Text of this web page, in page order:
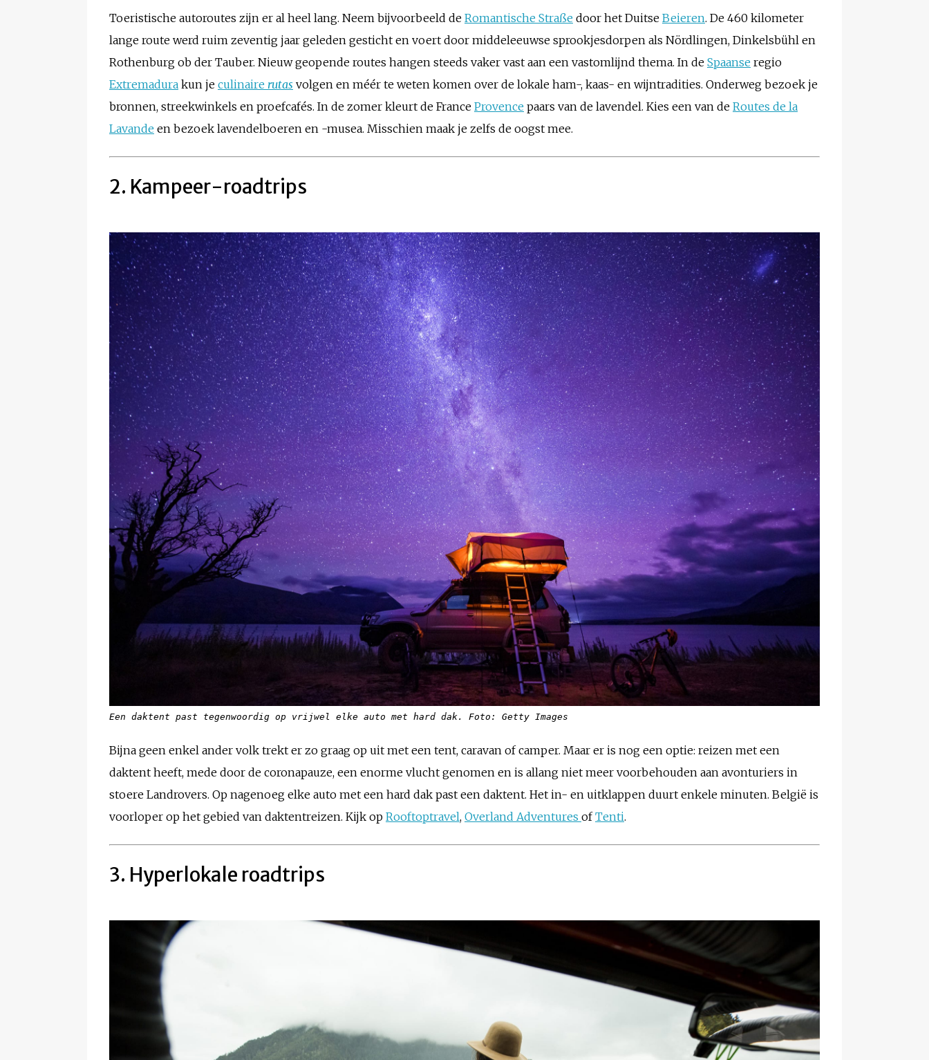
Toeristische autoroutes zijn er al heel lang. Neem bijvoorbeeld de Romantische Straße door het Duitse Beieren. De 460 kilometer
lange route werd ruim zeventig jaar geleden gesticht en voert door middeleeuwse sprookjesdorpen als Nördlingen, Dinkelsbühl en
Rothenburg ob der Tauber. Nieuw geopende routes hangen steeds vaker vast aan een vastomlijnd thema. In de Spaanse regio
Extremadura kun je culinaire rutas volgen en méér te weten komen over de lokale ham-, kaas- en wijntradities. Onderweg bezoek je
bronnen, streekwinkels en proefcafés. In de zomer kleurt de France Provence paars van de lavendel. Kies een van de Routes de la
Lavande en bezoek lavendelboeren en -musea. Misschien maak je zelfs de oogst mee.
2. Kampeer-roadtrips
Een daktent past tegenwoordig op vrijwel elke auto met hard dak. Foto: Getty Images
Bijna geen enkel ander volk trekt er zo graag op uit met een tent, caravan of camper. Maar er is nog een optie: reizen met een
daktent heeft, mede door de coronapauze, een enorme vlucht genomen en is allang niet meer voorbehouden aan avonturiers in
stoere Landrovers. Op nagenoeg elke auto met een hard dak past een daktent. Het in- en uitklappen duurt enkele minuten. België is
voorloper op het gebied van daktentreizen. Kijk op Rooftoptravel, Overland Adventures ofTenti.
3. Hyperlokale roadtrips